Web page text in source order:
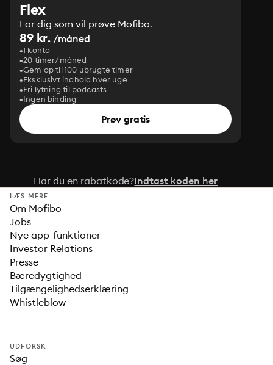
Flex
For dig som vil prøve Mofibo.
89 kr. /måned
1 konto
20 timer/måned
Gem op til 100 ubrugte timer
Eksklusivt indhold hver uge
Fri lytning til podcasts
Ingen binding
Prøv gratis
Har du en rabatkode?Indtast koden her
LÆS MERE
Om Mofibo
Jobs
Nye app-funktioner
Investor Relations
Presse
Bæredygtighed
Tilgængelighedserklæring
Whistleblow
UDFORSK
Søg